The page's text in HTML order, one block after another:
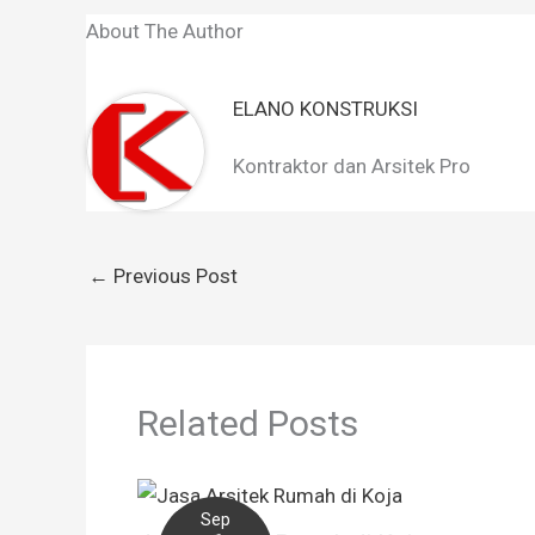
About The Author
ELANO KONSTRUKSI
Kontraktor dan Arsitek Pro
← Previous Post
Related Posts
Sep